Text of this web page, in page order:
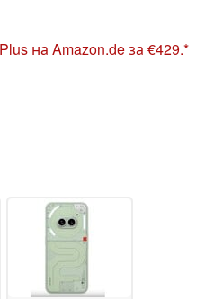
на Amazon.de за €429.